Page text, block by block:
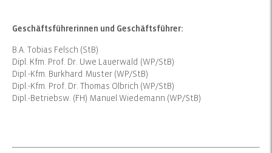
Geschäftsführerinnen und Geschäftsführer:
B.A. Tobias Felsch (StB)
Dipl. Kfm. Prof. Dr. Uwe Lauerwald (WP/StB)
Dipl.-Kfm. Burkhard Muster (WP/StB)
Dipl.-Kfm. Prof. Dr. Thomas Olbrich (WP/StB)
Dipl.-Betriebsw. (FH) Manuel Wiedemann (WP/StB)